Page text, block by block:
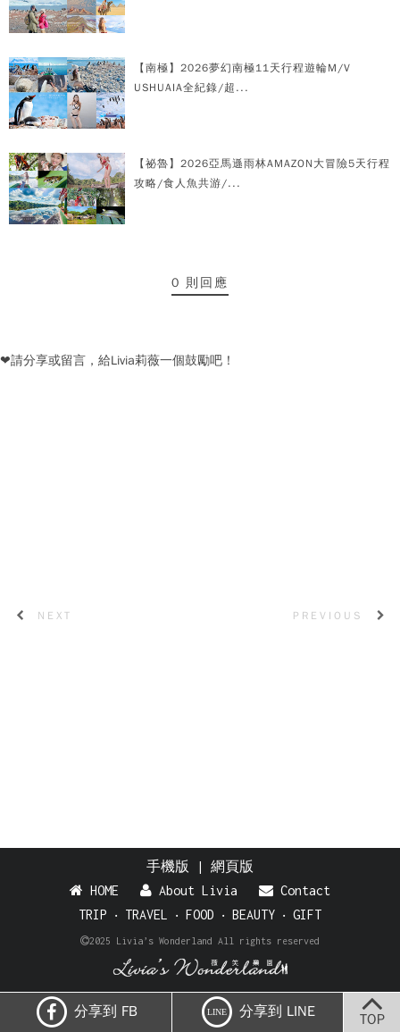
【南極】2026夢幻南極11天行程遊輪M/V
USHUAIA全紀錄/超...
【祕魯】2026亞馬遜雨林AMAZON大冒險5天行程
攻略/食人魚共游/...
0 則回應
❤請分享或留言，給Livia莉薇一個鼓勵吧！
NEXT PREVIOUS
手機版 | 網頁版
HOME
About Livia
Contact
TRIP ‧ TRAVEL ‧ FOOD ‧ BEAUTY ‧ GIFT
2025 Livia’s Wonderland All rights reserved
分享到 FB LINE 分享到 LINE TOP